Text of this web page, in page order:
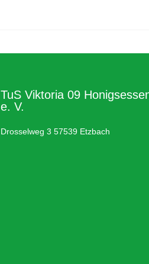
TuS Viktoria 09
e. V.
Drosselweg 3 57539 Etzbach